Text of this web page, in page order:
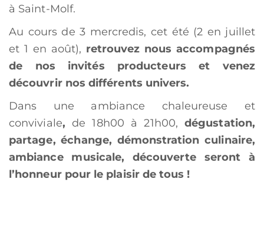
à Saint-Molf.
Au cours de 3 mercredis, cet été (2 en juillet
et 1 en août), retrouvez nous accompagnés
de nos invités producteurs et venez
découvrir nos différents univers.
Dans une ambiance chaleureuse et
conviviale, de 18h00 à 21h00,dégustation,
partage, échange, démonstration culinaire,
ambiance musicale, découverte seront à
l’honneur pour le plaisir de tous !